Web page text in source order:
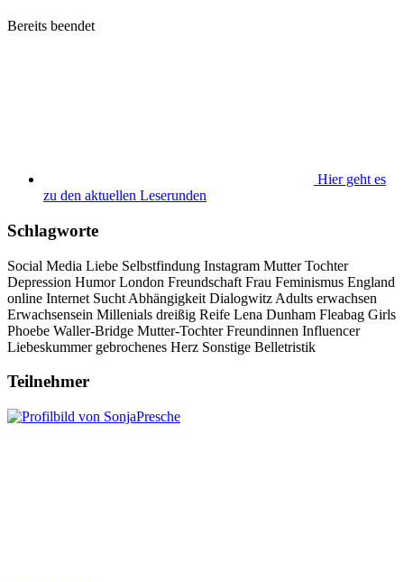
Bereits beendet
Hier geht es
zu den aktuellen Leserunden
Schlagworte
Social Media Liebe Selbstfindung Instagram Mutter Tochter
Depression Humor London Freundschaft Frau Feminismus England
online Internet Sucht Abhängigkeit Dialogwitz Adults erwachsen
Erwachsensein Millenials dreißig Reife Lena Dunham Fleabag Girls
Phoebe Waller-Bridge Mutter-Tochter Freundinnen Influencer
Liebeskummer gebrochenes Herz Sonstige Belletristik
Teilnehmer